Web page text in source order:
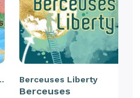
poètes Berceuses Liberty
Berceuses